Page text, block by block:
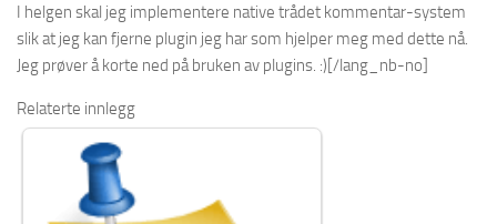
I helgen skal jeg implementere native trådet kommentar-system
slik at jeg kan fjerne plugin jeg har som hjelper meg med dette nå.
Jeg prøver å korte ned på bruken av plugins. :)[/lang_nb-no]
Relaterte innlegg